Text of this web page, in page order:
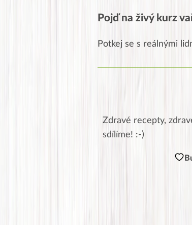
Pojď na živý kurz
Potkej se s reálnými
Zdravé recepty,
sdílíme! :-)